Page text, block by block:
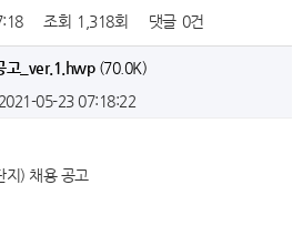
뉴
하위메뉴
조회 1,318회 댓글 0건
고_ver.1.hwp(70.0K)
05-23 07:18:22
지) 채용 공고